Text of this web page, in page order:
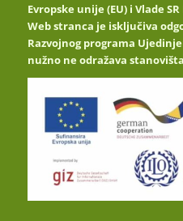
Evropske unije (EU) i Vlade
Web stranca je isključiva
Razvojnog programa
nužno ne odražava